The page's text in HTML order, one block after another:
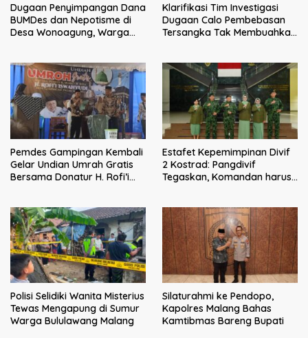
Dugaan Penyimpangan Dana
BUMDes dan Nepotisme di
Desa Wonoagung, Warga
Klarifikasi Tim Investigasi
Dugaan Calo Pembebasan
Tersangka Tak Membuahkan
Pemdes Gampingan Kembali
Gelar Undian Umrah Gratis
Bersama Donatur H. Rofi’i
Estafet Kepemimpinan Divif
2 Kostrad: Pangdivif
Tegaskan, Komandan harus
Polisi Selidiki Wanita Misterius
Tewas Mengapung di Sumur
Warga Bululawang Malang
Silaturahmi ke Pendopo,
Kapolres Malang Bahas
Kamtibmas Bareng Bupati